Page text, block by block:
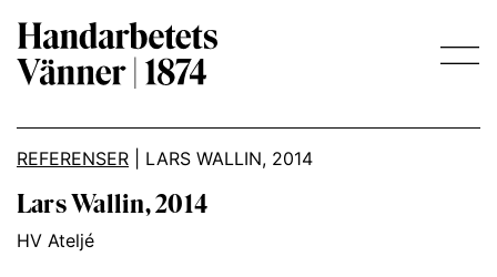
Main Navigation
REFERENSER LARS WALLIN, 2014
Lars Wallin, 2014
HV Ateljé